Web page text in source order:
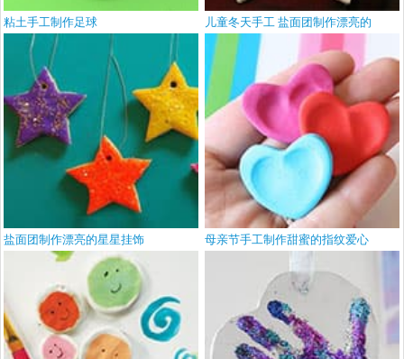
粘土手工制作足球 儿童冬天手工 盐面团制作漂亮的
盐面团制作漂亮的星星挂饰 母亲节手工制作甜蜜的指纹爱心